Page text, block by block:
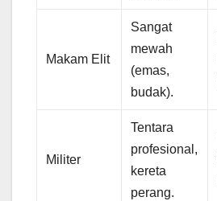
Makam Elit
Sangat
mewah
(emas,
budak).
Militer
Tentara
profesional,
kereta
perang.